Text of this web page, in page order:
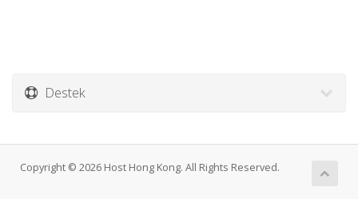
Destek
Copyright © 2026 Host Hong Kong. All Rights Reserved.